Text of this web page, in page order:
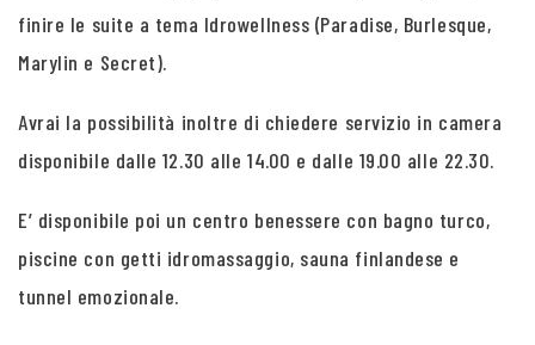
finire le suite a tema Idrowellness (Paradise, Burlesque,
Marylin e Secret).
Avrai la possibilità inoltre di chiedere servizio in camera
disponibile dalle 12.30 alle 14.00 e dalle 19.00 alle 22.30.
E’ disponibile poi un centro benessere con bagno turco,
piscine con getti idromassaggio, sauna finlandese e
tunnel emozionale.